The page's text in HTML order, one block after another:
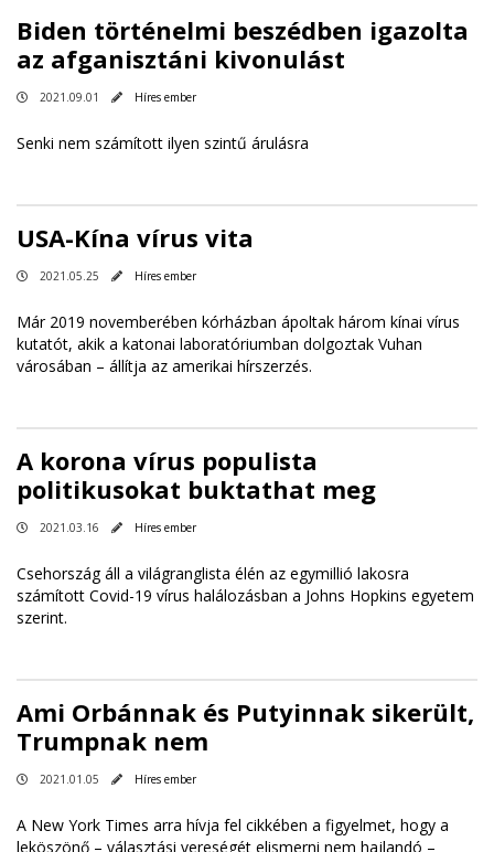
Biden történelmi beszédben igazolta
az afganisztáni kivonulást
2021.09.01 Híres ember
Senki nem számított ilyen szintű árulásra
USA-Kína vírus vita
2021.05.25 Híres ember
Már 2019 novemberében kórházban ápoltak három kínai vírus
kutatót, akik a katonai laboratóriumban dolgoztak Vuhan
városában – állítja az amerikai hírszerzés.
A korona vírus populista
politikusokat buktathat meg
2021.03.16 Híres ember
Csehország áll a világranglista élén az egymillió lakosra
számított Covid-19 vírus halálozásban a Johns Hopkins egyetem
szerint.
Ami Orbánnak és Putyinnak sikerült,
Trumpnak nem
2021.01.05 Híres ember
A New York Times arra hívja fel cikkében a figyelmet, hogy a
leköszönő – választási vereségét elismerni nem hajlandó –